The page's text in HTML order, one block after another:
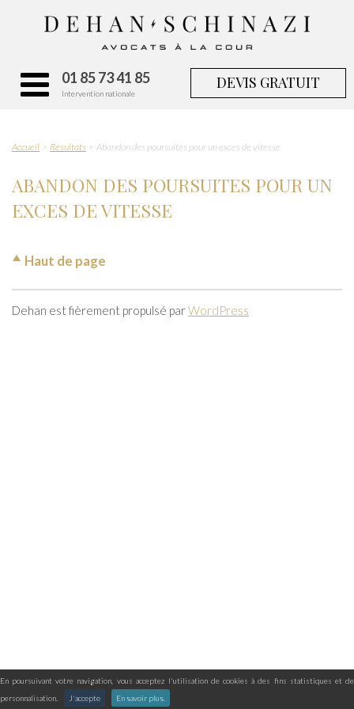
En poursuivant votre navigation, vous acceptez l'utilisation de cookies à des fins statistiques et de
personnalisation.
J'accepte En savoir plus.
01 85 73 41 85
Intervention nationale
DEVIS GRATUIT
Accueil Résultats Abandon des poursuites pour un exces de vitesse
ABANDON DES POURSUITES POUR UN
EXCES DE VITESSE
Haut de page
Dehan est fièrement propulsé parWordPress